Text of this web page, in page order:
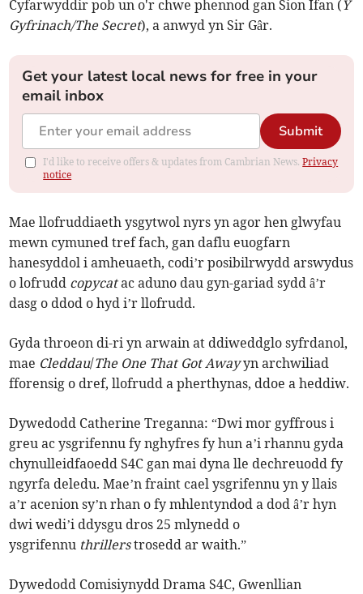
Cyfarwyddir pob un o'r chwe phennod gan Sion Ifan (Y
Gyfrinach/The Secret), a anwyd yn Sir Gâr.
Get your latest local news for free in your
email inbox
Submit
I'd like to receive offers & updates from Cambrian News.Privacy
notice
Mae llofruddiaeth ysgytwol nyrs yn agor hen glwyfau
mewn cymuned tref fach, gan daflu euogfarn
hanesyddol i amheuaeth, codi’r posibilrwydd arswydus
o lofrudd copycatac aduno dau gyn-gariad sydd â’r
dasg o ddod o hyd i’r llofrudd.
Gyda throeon di-ri yn arwain at ddiweddglo syfrdanol,
mae Cleddau/The One That Got Awayyn archwiliad
fforensig o dref, llofrudd a pherthynas, ddoe a heddiw.
Dywedodd Catherine Treganna: “Dwi mor gyffrous i
greu ac ysgrifennu fy nghyfres fy hun a’i rhannu gyda
chynulleidfaoedd S4C gan mai dyna lle dechreuodd fy
ngyrfa deledu. Mae’n fraint cael ysgrifennu yn y llais
a’r acenion sy’n rhan o fy mhlentyndod a dod â’r hyn
dwi wedi’i ddysgu dros 25 mlynedd o
ysgrifennu thrillerstrosedd ar waith.”
Dywedodd Comisiynydd Drama S4C, Gwenllian